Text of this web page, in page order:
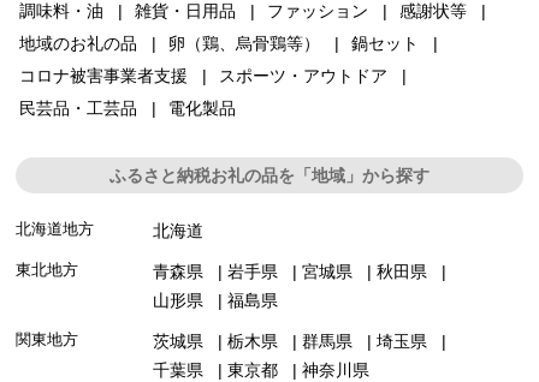
調味料・油
雑貨・日用品 ファッション
感謝状等
地域のお礼の品
卵（鶏、烏骨鶏等）
鍋セット
コロナ被害事業者支援
スポーツ・アウトドア
民芸品・工芸品
電化製品
ふるさと納税お礼の品を「地域」から探す
北海道地方 北海道
東北地方 青森県 岩手県 宮城県
秋田県
山形県
福島県
関東地方 茨城県 栃木県 群馬県
埼玉県
千葉県
東京都 神奈川県